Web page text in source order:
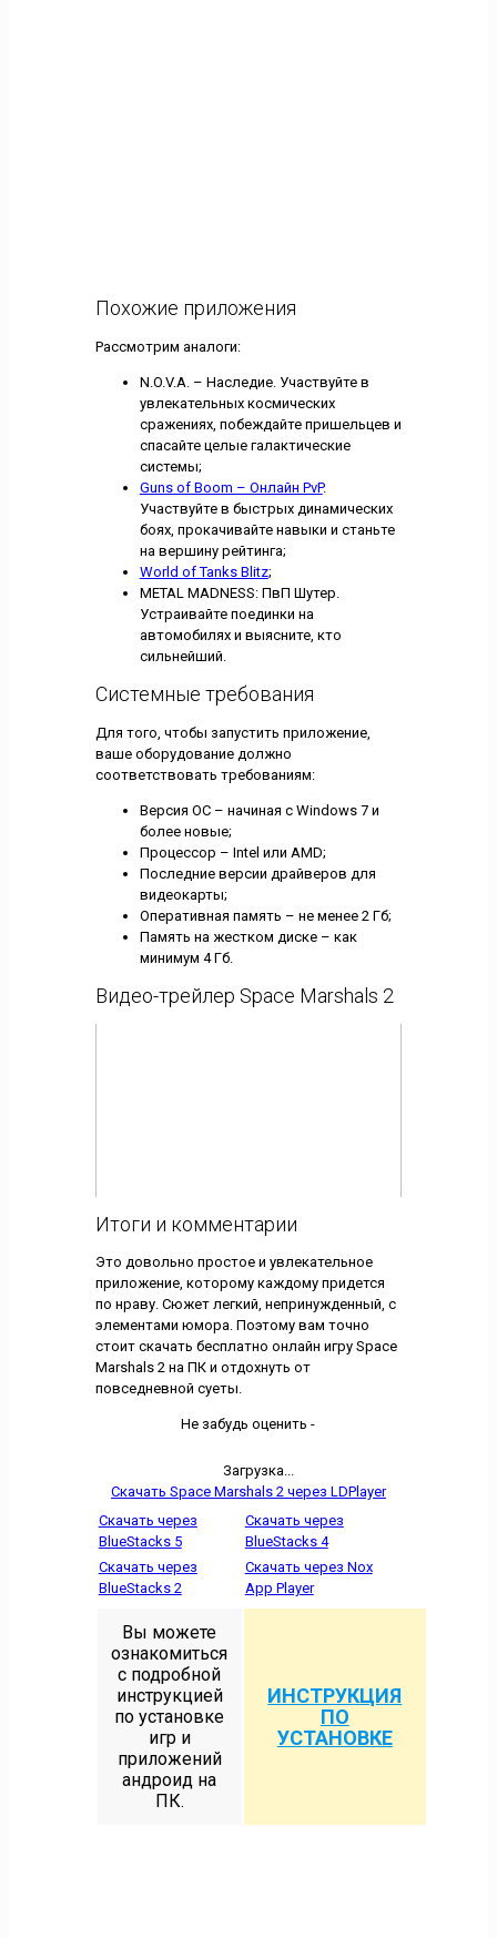
Похожие приложения
Рассмотрим аналоги:
N.O.V.A. – Наследие. Участвуйте в
увлекательных космических
сражениях, побеждайте пришельцев и
спасайте целые галактические
системы;
Guns of Boom – Онлайн PvP.
Участвуйте в быстрых динамических
боях, прокачивайте навыки и станьте
на вершину рейтинга;
World of Tanks Blitz;
METAL MADNESS: ПвП Шутер.
Устраивайте поединки на
автомобилях и выясните, кто
сильнейший.
Системные требования
Для того, чтобы запустить приложение,
ваше оборудование должно
соответствовать требованиям:
Версия ОС – начиная с Windows 7 и
более новые;
Процессор – Intel или AMD;
Последние версии драйверов для
видеокарты;
Оперативная память – не менее 2 Гб;
Память на жестком диске – как
минимум 4 Гб.
Видео-трейлер Space Marshals 2
Итоги и комментарии
Это довольно простое и увлекательное
приложение, которому каждому придется
по нраву. Сюжет легкий, непринужденный, с
элементами юмора. Поэтому вам точно
стоит скачать бесплатно онлайн игру Space
Marshals 2 на ПК и отдохнуть от
повседневной суеты.
Не забудь оценить -
Загрузка...
Скачать Space Marshals 2 через LDPlayer
Скачать через
BlueStacks 5
Скачать через
BlueStacks 4
Скачать через
BlueStacks 2
Скачать через Nox
App Player
Вы можете
ознакомиться
с подробной
инструкцией
по установке
игр и
приложений
андроид на
ПК.
ИНСТРУКЦИЯ
ПО
УСТАНОВКЕ